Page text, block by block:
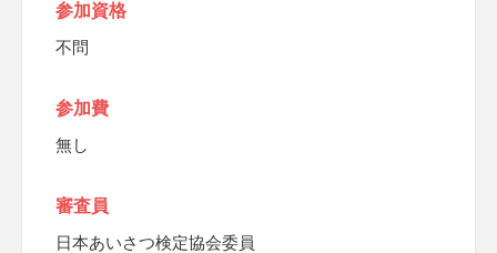
参加資格
不問
参加費
無し
審査員
日本あいさつ検定協会委員